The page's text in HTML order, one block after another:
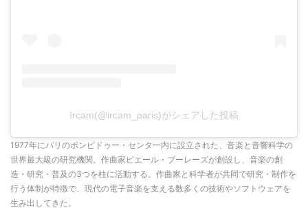
Ircam(@ircam_paris)がシェアした投稿
1977年にパリのポンピドゥー・センター内に設立された、音楽と音響科学の
世界最大級の研究機関。作曲家ピエール・ブーレーズが創設し、音楽の創
造・研究・普及の3つを柱に活動する。作曲家と科学者が共同で研究・制作を
行う体制が特徴で、現代の電子音楽を支える数多くの技術やソフトウェアを
生み出してきた。